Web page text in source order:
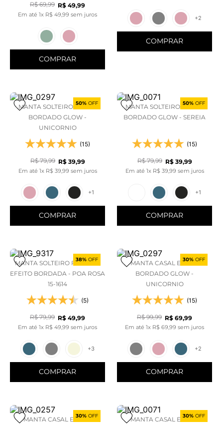
R$ 69,99 R$ 49,99
Em até 1x R$ 49 99 sem juros
COMPRAR
+2
COMPRAR
50% OFF
MANTA SOLTEIRO EFEITO
BORDADO GLOW -
UNICORNIO
(15)
R$ 79,99 R$ 39,99
Em até 1x R$ 39 99 sem juros
+1
COMPRAR
50% OFF
MANTA SOLTEIRO EFEITO
BORDADO GLOW - SEREIA
(15)
R$ 79,99 R$ 39,99
Em até 1x R$ 39 99 sem juros
+1
COMPRAR
38% OFF
MANTA SOLTEIRO FLANNEL
EFEITO BORDADA - POA ROSA
15-1614
(5)
R$ 79,99 R$ 49,99
Em até 1x R$ 49 99 sem juros
+3
COMPRAR
30% OFF
MANTA CASAL EFEITO
BORDADO GLOW -
UNICORNIO
(15)
R$ 99,99 R$ 69,99
Em até 1x R$ 69 99 sem juros
+2
COMPRAR
30% OFF
MANTA CASAL EFEITO
30% OFF
MANTA CASAL EFEITO